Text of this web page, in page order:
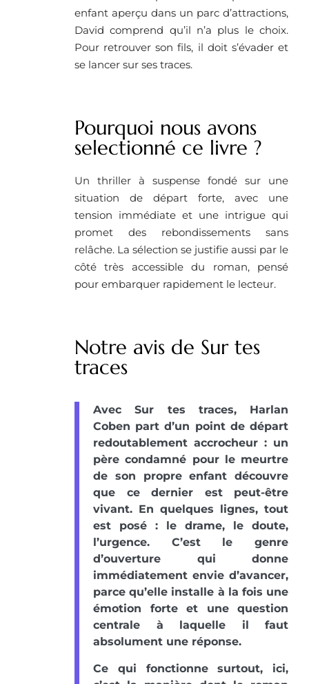
enfant aperçu dans un parc d’attractions,
David comprend qu’il n’a plus le choix.
Pour retrouver son fils, il doit s’évader et
se lancer sur ses traces.
Pourquoi nous avons
selectionné ce livre ?
Un thriller à suspense fondé sur une
situation de départ forte, avec une
tension immédiate et une intrigue qui
promet des rebondissements sans
relâche. La sélection se justifie aussi par le
côté très accessible du roman, pensé
pour embarquer rapidement le lecteur.
Notre avis de Sur tes
traces
Avec Sur tes traces, Harlan
Coben part d’un point de départ
redoutablement accrocheur : un
père condamné pour le meurtre
de son propre enfant découvre
que ce dernier est peut-être
vivant. En quelques lignes, tout
est posé : le drame, le doute,
l’urgence. C’est le genre
d’ouverture qui donne
immédiatement envie d’avancer,
parce qu’elle installe à la fois une
émotion forte et une question
centrale à laquelle il faut
absolument une réponse.
Ce qui fonctionne surtout, ici,